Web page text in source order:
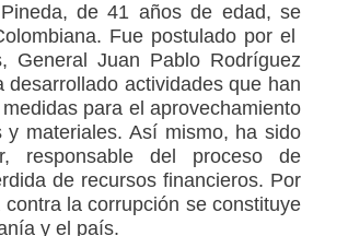
de 41 años de edad, se
Fue postulado por el
General Juan Pablo Rodríguez
actividades que han
para el aprovechamiento
materiales. Así mismo, ha sido
responsable del proceso de
de recursos financieros. Por
la corrupción se constituye
y el país.